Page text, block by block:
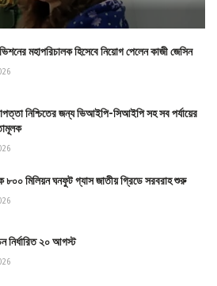
মহাপরিচালক হিসেবে নিয়োগ পেলেন কাজী জেসিন
নিশ্চিতের জন্য ভিআইপি-সিআইপি সহ সব পর্যায়ের
৮০০ মিলিয়ন ঘনফুট গ্যাস জাতীয় গ্রিডে সরবরাহ শুরু
নির্ধারিত ২০ আগস্ট